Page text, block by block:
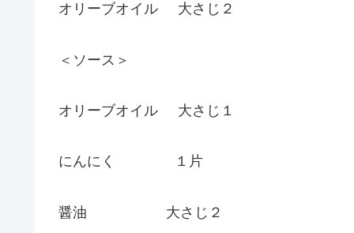
オリーブオイル 大さじ２
＜ソース＞
オリーブオイル 大さじ１
にんにく １片
醤油 大さじ２